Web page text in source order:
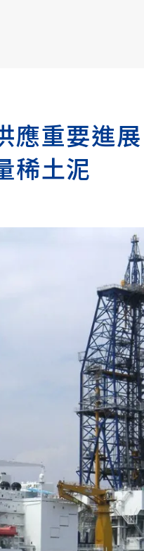
應重要進
稀土泥